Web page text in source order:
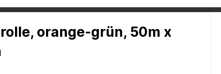
orange-grün, 50m x